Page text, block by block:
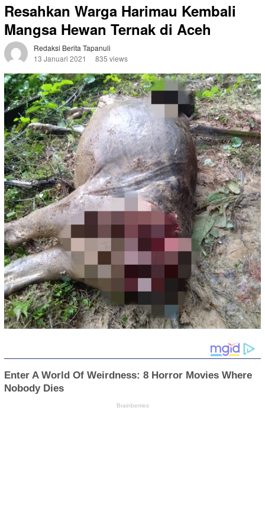
Resahkan Warga Harimau Kembali
Mangsa Hewan Ternak di Aceh
Redaksi Berita Tapanuli
13 Januari 2021
835 views